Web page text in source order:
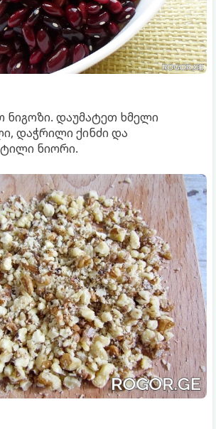
ნიგოზი. დაუმატეთ ხმელი
დაჭრილი ქინძი და
ნიორი.